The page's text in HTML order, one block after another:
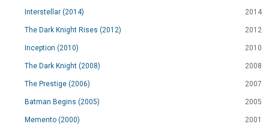
Interstellar (2014) 2014
The Dark Knight Rises (2012) 2012
Inception (2010) 2010
The Dark Knight (2008) 2008
The Prestige (2006) 2007
Batman Begins (2005) 2005
Memento (2000) 2001